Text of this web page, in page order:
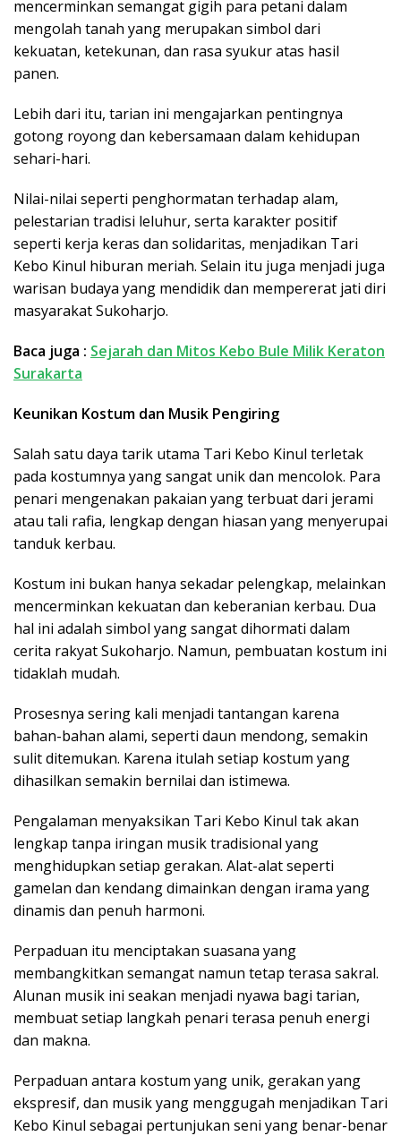
mencerminkan semangat gigih para petani dalam
mengolah tanah yang merupakan simbol dari
kekuatan, ketekunan, dan rasa syukur atas hasil
panen.
Lebih dari itu, tarian ini mengajarkan pentingnya
gotong royong dan kebersamaan dalam kehidupan
sehari-hari.
Nilai-nilai seperti penghormatan terhadap alam,
pelestarian tradisi leluhur, serta karakter positif
seperti kerja keras dan solidaritas, menjadikan Tari
Kebo Kinul hiburan meriah. Selain itu juga menjadi juga
warisan budaya yang mendidik dan mempererat jati diri
masyarakat Sukoharjo.
Baca juga : Sejarah dan Mitos Kebo Bule Milik Keraton
Surakarta
Keunikan Kostum dan Musik Pengiring
Salah satu daya tarik utama Tari Kebo Kinul terletak
pada kostumnya yang sangat unik dan mencolok. Para
penari mengenakan pakaian yang terbuat dari jerami
atau tali rafia, lengkap dengan hiasan yang menyerupai
tanduk kerbau.
Kostum ini bukan hanya sekadar pelengkap, melainkan
mencerminkan kekuatan dan keberanian kerbau. Dua
hal ini adalah simbol yang sangat dihormati dalam
cerita rakyat Sukoharjo. Namun, pembuatan kostum ini
tidaklah mudah.
Prosesnya sering kali menjadi tantangan karena
bahan-bahan alami, seperti daun mendong, semakin
sulit ditemukan. Karena itulah setiap kostum yang
dihasilkan semakin bernilai dan istimewa.
Pengalaman menyaksikan Tari Kebo Kinul tak akan
lengkap tanpa iringan musik tradisional yang
menghidupkan setiap gerakan. Alat-alat seperti
gamelan dan kendang dimainkan dengan irama yang
dinamis dan penuh harmoni.
Perpaduan itu menciptakan suasana yang
membangkitkan semangat namun tetap terasa sakral.
Alunan musik ini seakan menjadi nyawa bagi tarian,
membuat setiap langkah penari terasa penuh energi
dan makna.
Perpaduan antara kostum yang unik, gerakan yang
ekspresif, dan musik yang menggugah menjadikan Tari
Kebo Kinul sebagai pertunjukan seni yang benar-benar